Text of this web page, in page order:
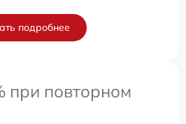
подробнее
при повторном